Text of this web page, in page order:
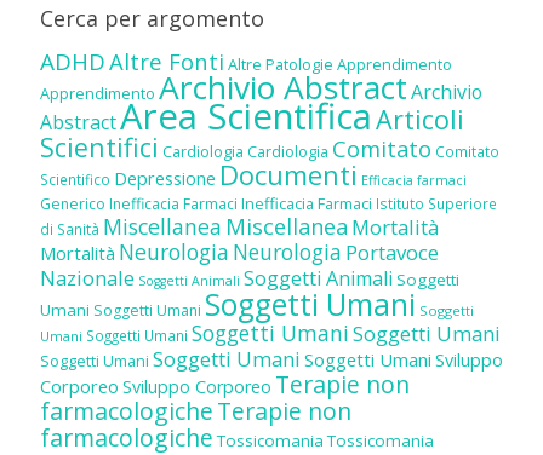
Cerca per argomento
ADHDAltre Fonti Altre Patologie Apprendimento
Apprendimento Archivio AbstractArchivio
AbstractArea ScientificaArticoli
Scientifici Cardiologia Cardiologia Comitato Comitato
Scientifico Depressione Documenti Efficacia farmaci
Generico Inefficacia Farmaci Inefficacia Farmaci Istituto Superiore
di Sanità Miscellanea Miscellanea Mortalità
Mortalità Neurologia Neurologia Portavoce
Nazionale Soggetti Animali Soggetti Animali Soggetti
Umani Soggetti Umani Soggetti Umani Soggetti
Umani Soggetti Umani Soggetti UmaniSoggetti Umani
Soggetti Umani Soggetti Umani Soggetti Umani Sviluppo
Corporeo Sviluppo Corporeo Terapie non
farmacologicheTerapie non
farmacologiche Tossicomania Tossicomania